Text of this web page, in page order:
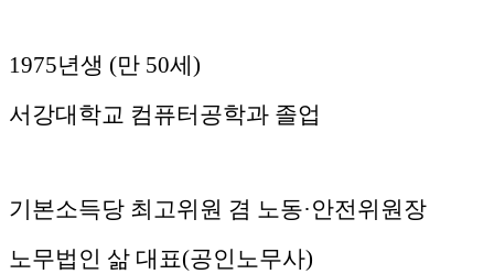
1975년생 (만 50세)
서강대학교 컴퓨터공학과 졸업
기본소득당 최고위원 겸 노동·안전위원장
노무법인 삶 대표(공인노무사)